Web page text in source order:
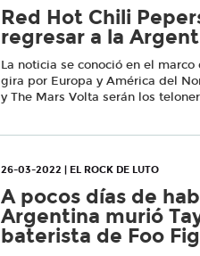
Red Hot Chili
regresar a la
La noticia se conoció en el
gira por Europa y América del
y The Mars Volta serán los
26-03-2022 | EL ROCK DE LUTO
A pocos días de
Argentina murió
baterista de Foo